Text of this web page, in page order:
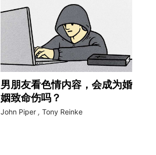
男朋友看色情内容，会成为婚
姻致命伤吗？
John Piper , Tony Reinke